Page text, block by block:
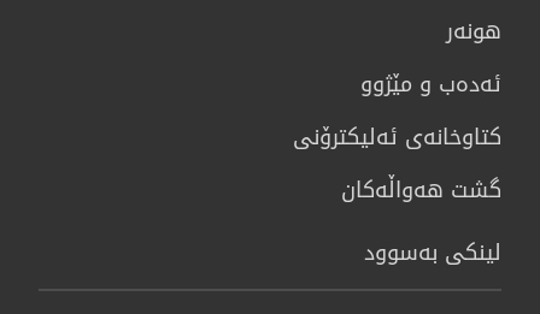
هونه‌ر
ئەدەب و مێژوو
كتاوخانه‌ی ئه‌ليكترۆنی
گشت هەواڵەکان
لینکی بەسوود